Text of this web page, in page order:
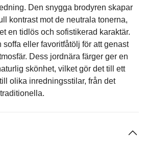
Den snygga brodyren skapar
kontrast mot de neutrala tonerna,
en tidlös och sofistikerad karaktär.
soffa eller favoritfåtölj för att genast
Dess jordnära färger ger en
skönhet, vilket gör det till ett
olika inredningsstilar, från det